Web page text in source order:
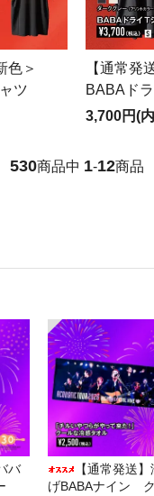
色＞
ツ
【通常発
BABAド
3,700円(
530商品中 1-12商品
バ
【通常発送】
げBABAナイン